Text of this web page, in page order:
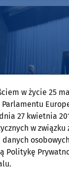
Gmina Więcbork
18
edycja
w życie 25
27 kwietnia
w związku
osobowych
Politykę